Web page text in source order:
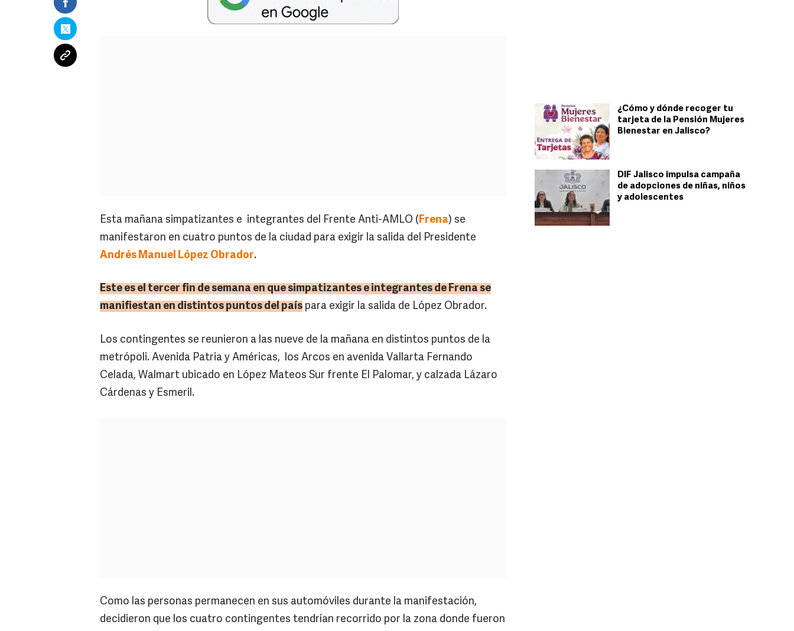
¿Cómo y dónde recoger tu
tarjeta de la Pensión Mujeres
Bienestar en Jalisco?
DIF Jalisco impulsa campaña
de adopciones de niñas, niños
y adolescentes
Esta mañana simpatizantes e integrantes del Frente Anti-AMLO (Frena) se
manifestaron en cuatro puntos de la ciudad para exigir la salida del Presidente
Andrés Manuel López Obrador.
Este es el tercer fin de semana en que simpatizantes e integrantes de Frena se
manifiestan en distintos puntos del país para exigir la salida de López Obrador.
Los contingentes se reunieron a las nueve de la mañana en distintos puntos de la
metrópoli. Avenida Patria y Américas, los Arcos en avenida Vallarta Fernando
Celada, Walmart ubicado en López Mateos Sur frente El Palomar, y calzada Lázaro
Cárdenas y Esmeril.
Como las personas permanecen en sus automóviles durante la manifestación,
decidieron que los cuatro contingentes tendrían recorrido por la zona donde fueron